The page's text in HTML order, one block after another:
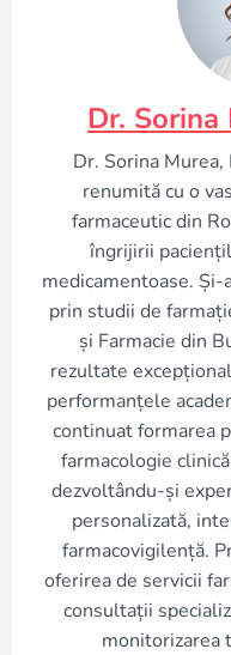
Dr. Sorina
Dr. Sorina
renumită cu o
farmaceutic din
îngrijirii
medicamentoase. Și-
prin studii de
și Farmacie din
rezultate
performanțele
continuat formarea
farmacologie
dezvoltându-și
personalizată,
farmacovigilență.
oferirea de servicii
consultații
monitorizarea